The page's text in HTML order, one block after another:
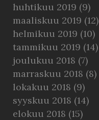
huhtikuu 2019 (9)
maaliskuu 2019 (12)
helmikuu 2019 (10)
tammikuu 2019 (14)
joulukuu 2018 (7)
marraskuu 2018 (8)
lokakuu 2018 (9)
syyskuu 2018 (14)
elokuu 2018 (15)